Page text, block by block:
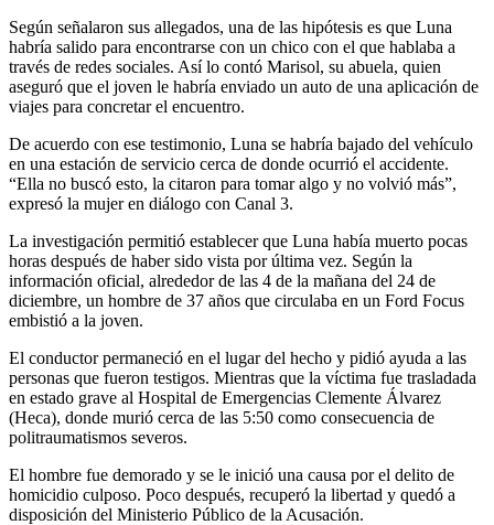
Según señalaron sus allegados, una de las hipótesis es que Luna
habría salido para encontrarse con un chico con el que hablaba a
través de redes sociales. Así lo contó Marisol, su abuela, quien
aseguró que el joven le habría enviado un auto de una aplicación de
viajes para concretar el encuentro.
De acuerdo con ese testimonio, Luna se habría bajado del vehículo
en una estación de servicio cerca de donde ocurrió el accidente.
“Ella no buscó esto, la citaron para tomar algo y no volvió más”,
expresó la mujer en diálogo con Canal 3.
La investigación permitió establecer que Luna había muerto pocas
horas después de haber sido vista por última vez. Según la
información oficial, alrededor de las 4 de la mañana del 24 de
diciembre, un hombre de 37 años que circulaba en un Ford Focus
embistió a la joven.
El conductor permaneció en el lugar del hecho y pidió ayuda a las
personas que fueron testigos. Mientras que la víctima fue trasladada
en estado grave al Hospital de Emergencias Clemente Álvarez
(Heca), donde murió cerca de las 5:50 como consecuencia de
politraumatismos severos.
El hombre fue demorado y se le inició una causa por el delito de
homicidio culposo. Poco después, recuperó la libertad y quedó a
disposición del Ministerio Público de la Acusación.